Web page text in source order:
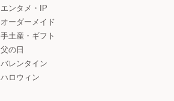
エンタメ・IP
オーダーメイド
手土産・ギフト
父の日
バレンタイン
ハロウィン